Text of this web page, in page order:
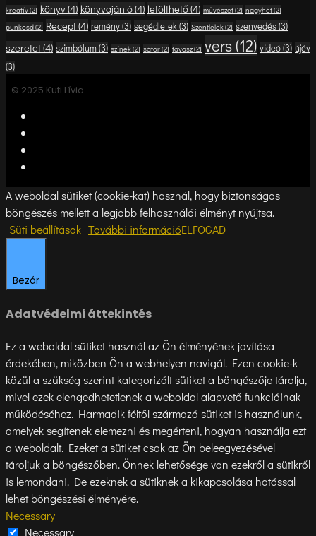
kreatív(2) könyv(4) könyvajánló(4) letölthető(4) művészet(2) nagyhét(2)
pünkösd(2) Recept(4) remény(3) segédletek(3) Szentlélek(2) szenvedés(3)
szeretet(4) szimbólum(3) színek(2) sátor(2) tavasz(2) vers (12) videó(3) újév
(3)
© 2025 Kuti Lívia
A weboldal sütiket (cookie-kat) használ, hogy biztonságos
böngészés mellett a legjobb felhasználói élményt nyújtsa.
Süti beállítások További információELFOGAD
Bezár
Adatvédelmi áttekintés
Ez a weboldal sütiket használ az Ön élményének javítása
érdekében, miközben Ön a webhelyen navigál. Ezen cookie-k
közül a szükség szerint kategorizált sütiket a böngészője tárolja,
mivel ezek elengedhetetlenek a weboldal alapvető funkcióinak
működéséhez. Harmadik féltől származó sütiket is használunk,
amelyek segítenek elemezni és megérteni, hogyan használja ezt
a weboldalt. Ezeket a sütiket csak az Ön beleegyezésével
tároljuk a böngészőben. Önnek lehetősége van ezekről a sütikről
is lemondani. De ezeknek a sütiknek a kikapcsolása hatással
lehet böngészési élményére.
Necessary
Necessary